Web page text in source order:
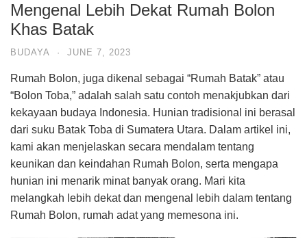
Mengenal Lebih Dekat Rumah Bolon
Khas Batak
BUDAYA · JUNE 7, 2023
Rumah Bolon, juga dikenal sebagai “Rumah Batak” atau
“Bolon Toba,” adalah salah satu contoh menakjubkan dari
kekayaan budaya Indonesia. Hunian tradisional ini berasal
dari suku Batak Toba di Sumatera Utara. Dalam artikel ini,
kami akan menjelaskan secara mendalam tentang
keunikan dan keindahan Rumah Bolon, serta mengapa
hunian ini menarik minat banyak orang. Mari kita
melangkah lebih dekat dan mengenal lebih dalam tentang
Rumah Bolon, rumah adat yang memesona ini.